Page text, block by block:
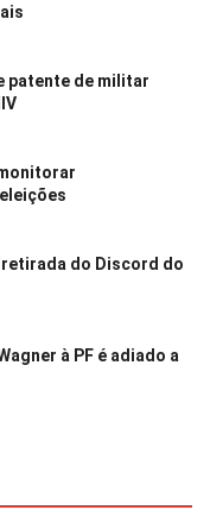
patente de militar
retirada do Discord do
à PF é adiado a